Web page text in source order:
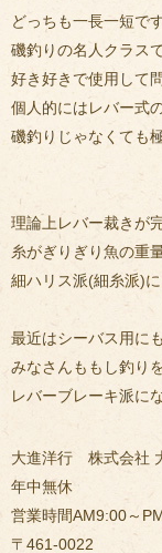
どっちも一長一短で
磯釣りの名人クラス
好き好きで使用して
個人的にはレバー式
磯釣りじゃなくても
理論上レバー裁きが
糸がぎりぎり魚の重
細ハリス派(細糸派)
最近はシーバス用に
みなさんももし釣り
レバーブレーキ派に
大進洋行 株式会社
年中無休
営業時間AM9:00～
〒461-0022